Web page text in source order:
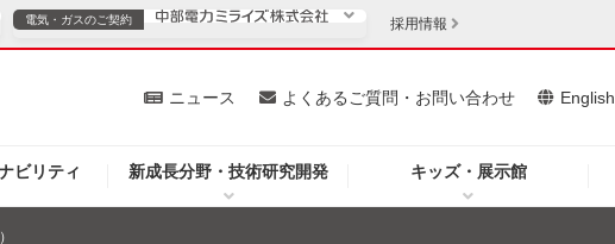
ビリティ 新成長分野・技術研究開発 キッズ・展示館
ニュース よくあるご質問・お問い合わせ English
ご案内 安定供給
電気・ガスのご契約
個人のお客さま 法人のお客さま
採用情報